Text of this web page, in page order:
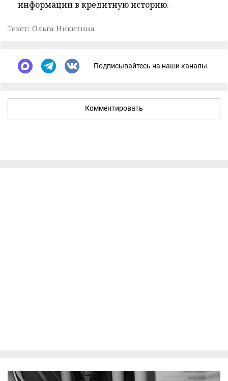
информации в кредитную историю.
Текст: Ольга Никитина
Подписывайтесь на наши каналы
Комментировать